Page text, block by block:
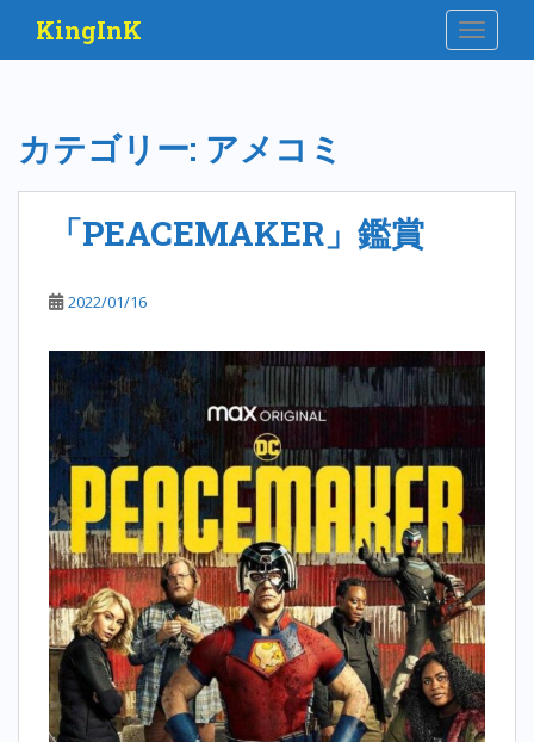
i
KingInK
カテゴリー: アメコミ
「PEACEMAKER」鑑賞
2022/01/16